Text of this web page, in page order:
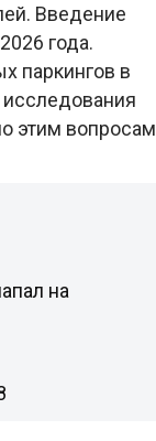
Введение
года.
паркингов в
этим вопросам
на